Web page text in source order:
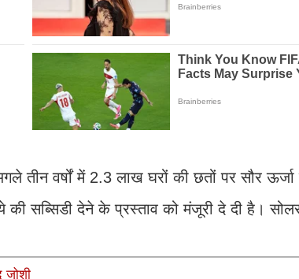
वर्षों में 2.3 लाख घरों की छतों पर सौर
सब्सिडी देने के प्रस्ताव को मंजूरी दे दी है।
जोशी